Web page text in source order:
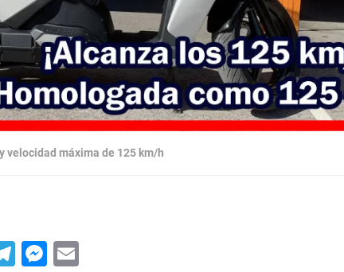
velocidad máxima de 125 km/h
Telegram
Messenger
Email